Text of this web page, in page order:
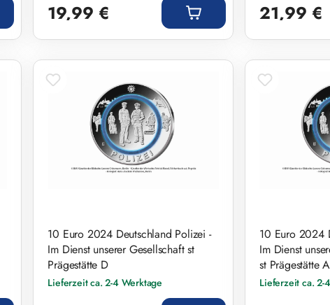
19,99 € 21,99 €
10 Euro 2024 Deutschland Polizei -
Im Dienst unserer Gesellschaft st
Prägestätte D
Lieferzeit ca. 2-4 Werktage
10 Euro 2024
Im Dienst
st Prägestätte A
Lieferzeit ca. 2-